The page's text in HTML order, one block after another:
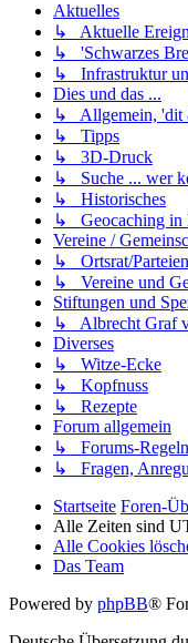
Aktuelles
↳ Aktuelle
↳ 'Schwarzes
↳ Infrastruktur
Dies und das ...
↳ Allgemein, 'dit
↳ Tipps
↳ 3D-Druck
↳ Suche ... wer
↳ Historisches
↳ Geocaching in
Vereine /
↳ Ortsrat/
↳ Vereine und
Stiftungen und
↳ Albrecht Graf
Diverses
↳ Witze-Ecke
↳ Kopfnuss
↳ Rezepte
Forum allgemein
↳ Forums-
↳ Fragen,
Startseite Foren-
Alle Zeiten sind
Alle Cookies
Das Team
Powered by phpBB®